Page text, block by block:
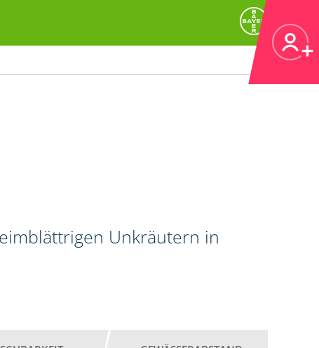
Unkräutern in